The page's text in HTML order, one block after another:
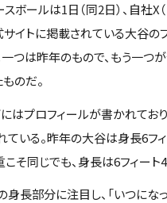
スボールは1日（同2日）、自社X
サイトに掲載されている大谷の
つは昨年のもので、もう一つ
のだ。
プロフィールが書かれており、
いる。昨年の大谷は身長6フ
そ同じでも、身長は6フィート
長部分に注目し、「いつにな